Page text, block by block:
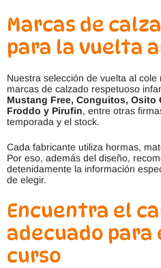
Marcas de
para la vuelta
Nuestra selección de vuelta al
marcas de calzado respetuoso
Mustang Free, Conguitos, Osito
Froddo y Pirufin, entre otras
temporada y el stock.
Cada fabricante utiliza hormas,
Por eso, además del diseño,
detenidamente la información
de elegir.
Encuentra el
adecuado para
curso